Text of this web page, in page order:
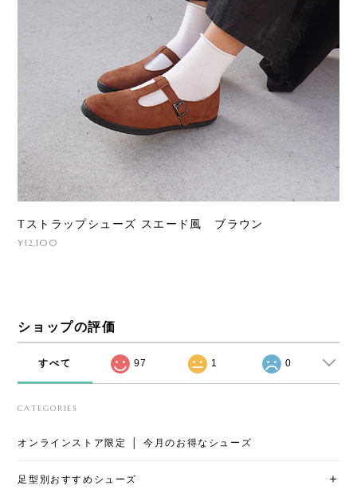
Tストラップシューズ スエード風 ブラウン
¥12,100
ショップの評価
すべて 97 1 0
CATEGORIES
オンラインストア限定 │ 今月のお得なシューズ
足型別おすすめシューズ